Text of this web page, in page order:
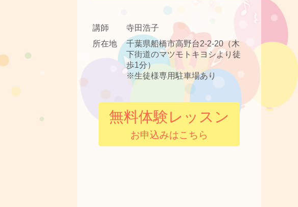
講師
寺田浩子
所在地
千葉県船橋市高野台2-2-20（木
下街道のマツモトキヨシより徒
歩1分）
※生徒様専用駐車場あり
無料体験レッスン
お申込みはこちら